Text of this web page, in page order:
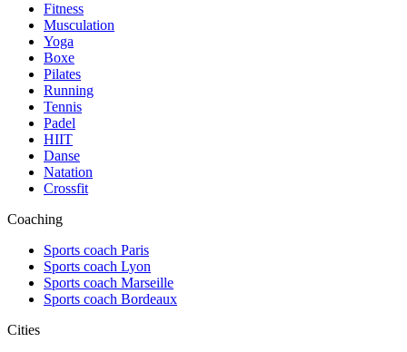
Fitness
Musculation
Yoga
Boxe
Pilates
Running
Tennis
Padel
HIIT
Danse
Natation
Crossfit
Coaching
Sports coach Paris
Sports coach Lyon
Sports coach Marseille
Sports coach Bordeaux
Cities